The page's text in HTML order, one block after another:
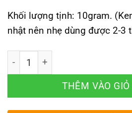
Khối lượng tịnh: 10gram.
nhật nên nhẹ dùng được 2-3
Số lượng
THÊM VÀO